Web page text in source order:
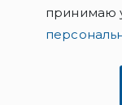
принимаю